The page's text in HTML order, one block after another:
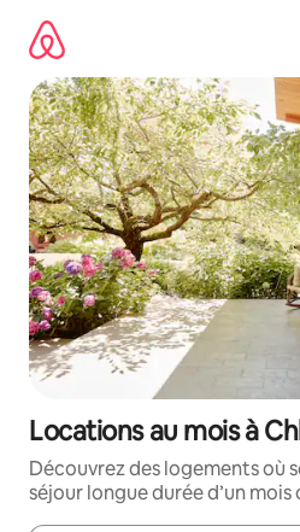
directement
contenu
Locations au mois à
Découvrez des logements où
séjour longue durée d’un mois